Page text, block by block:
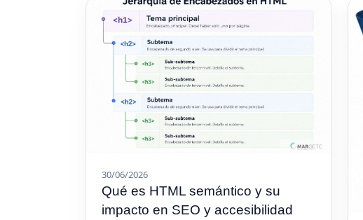
30/06/2026
Qué es HTML semántico y su
impacto en SEO y accesibilidad